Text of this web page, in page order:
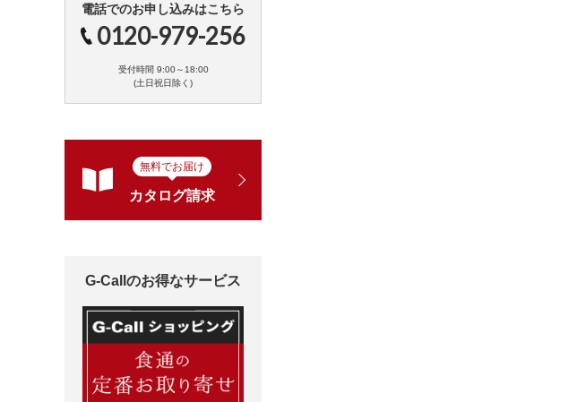
電話でのお申し込みはこちら
0120-979-256
受付時間 9:00～18:00
(土日祝日除く)
無料でお届け
カタログ請求
G-Callのお得なサービス